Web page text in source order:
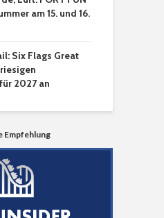
am 15. und 16.
Six Flags Great
2027 an
Empfehlung